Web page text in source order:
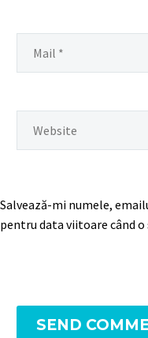
Salvează-mi numele,
pentru data viitoare când o
SEND